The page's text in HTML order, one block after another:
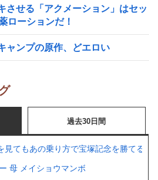
させる「アクメーション」はセッ
ローションだ！
ャンプの原作、どエロい
過去30日間
見てもあの乗り方で宝塚記念を勝てる
母 メイショウマンボ